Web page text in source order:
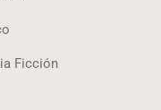
Ficción